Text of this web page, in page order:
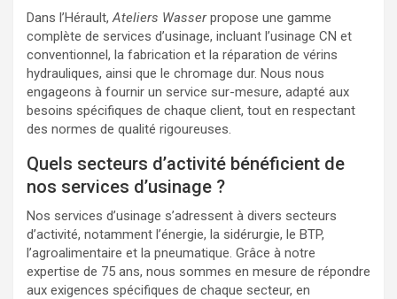
Dans l’Hérault,Ateliers Wasserpropose une gamme
complète de services d’usinage, incluant l’usinage CN et
conventionnel, la fabrication et la réparation de vérins
hydrauliques, ainsi que le chromage dur. Nous nous
engageons à fournir un service sur-mesure, adapté aux
besoins spécifiques de chaque client, tout en respectant
des normes de qualité rigoureuses.
Quels secteurs d’activité bénéficient de
nos services d’usinage ?
Nos services d’usinage s’adressent à divers secteurs
d’activité, notamment l’énergie, la sidérurgie, le BTP,
l’agroalimentaire et la pneumatique. Grâce à notre
expertise de 75 ans, nous sommes en mesure de répondre
aux exigences spécifiques de chaque secteur, en